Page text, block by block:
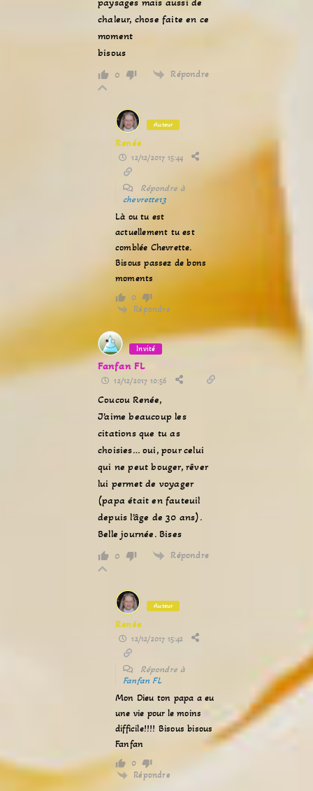
chaleur, chose faite en ce
moment
bisous
0 Répondre
Auteur
Renée
12/12/2017 15:44
Répondre à
chevrette13
Là ou tu est
actuellement tu est
comblée Chevrette.
Bisous passez de bons
moments
0
Répondre
Invité
Fanfan FL
12/12/2017 10:56
Coucou Renée,
J’aime beaucoup les
citations que tu as
choisies… oui, pour celui
qui ne peut bouger, rêver
lui permet de voyager
(papa était en fauteuil
depuis l’âge de 30 ans).
Belle journée. Bises
0 Répondre
Auteur
Renée
12/12/2017 15:42
Répondre à
Fanfan FL
Mon Dieu ton papa a eu
une vie pour le moins
difficile!!!! Bisous bisous
Fanfan
0
Répondre